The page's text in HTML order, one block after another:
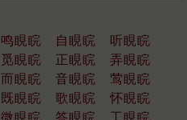
鸣睍睆 自睍睆
听睍睆
觅睍睆 正睍睆
弄睍睆
而睍睆 音睍睆
莺睍睆
既睍睆 歌睍睆
怀睍睆
微睍睆 答睍睆
工睍睆